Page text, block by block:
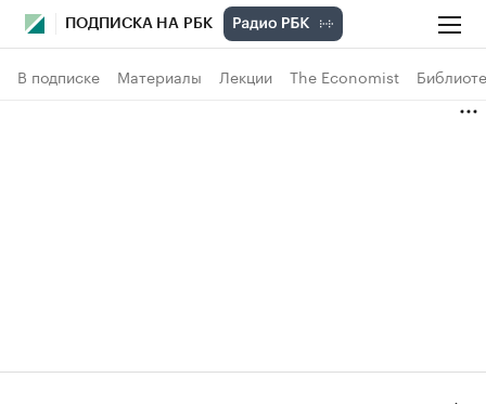
ПОДПИСКА НА РБК
В подписке Материалы Лекции The Economist